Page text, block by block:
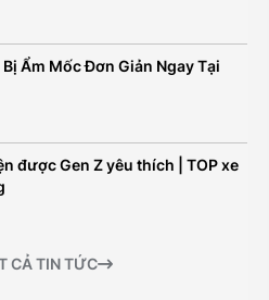
Bị Ẩm Mốc Đơn Giản Ngay Tại
được Gen Z yêu thích | TOP xe
CẢ TIN TỨC